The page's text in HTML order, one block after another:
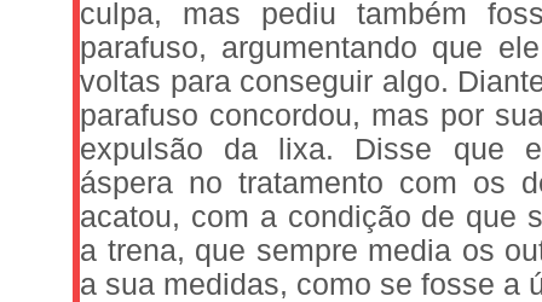
culpa, mas pediu também
parafuso, argumentando que
voltas para conseguir algo.
parafuso concordou, mas por
expulsão da lixa. Disse que
áspera no tratamento com os
acatou, com a condição de que
a trena, que sempre media os
a sua medidas, como se fosse a